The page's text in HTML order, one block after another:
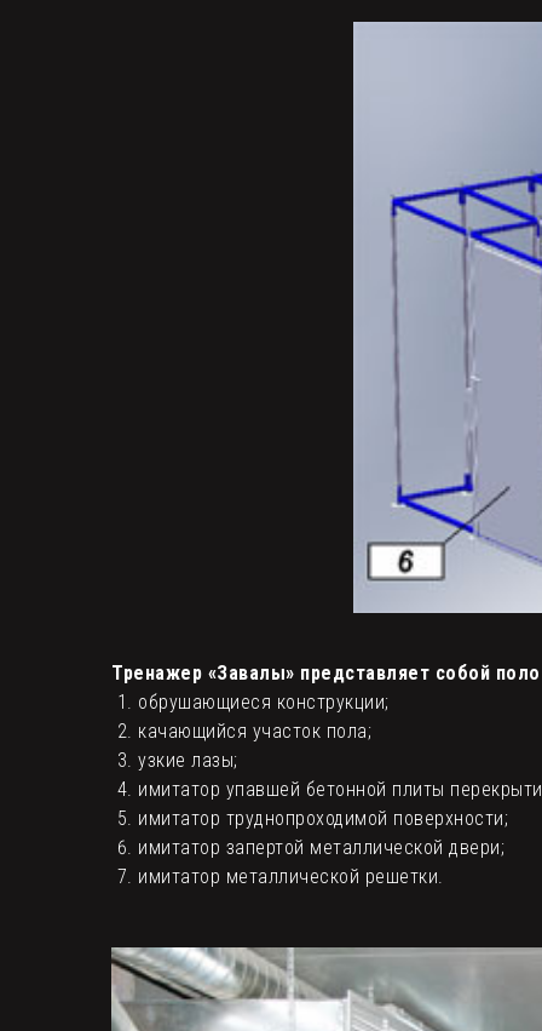
Тренажер «Завалы» представляет собой
обрушающиеся конструкции;
качающийся участок пола;
узкие лазы;
имитатор упавшей бетонной плиты
имитатор труднопроходимой поверхности;
имитатор запертой металлической двери;
имитатор металлической решетки.